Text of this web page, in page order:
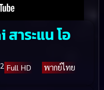
าระแน โอ
Full HD พากย์ไทย